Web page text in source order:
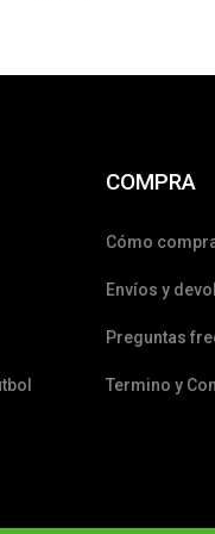
COMPRA
Cómo
Envíos y
Preguntas
Termino y